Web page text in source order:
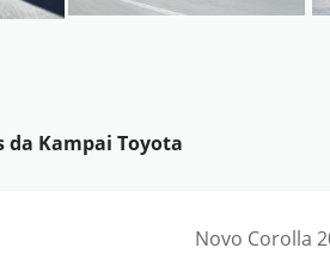
da Kampai Toyota
Novo Corolla